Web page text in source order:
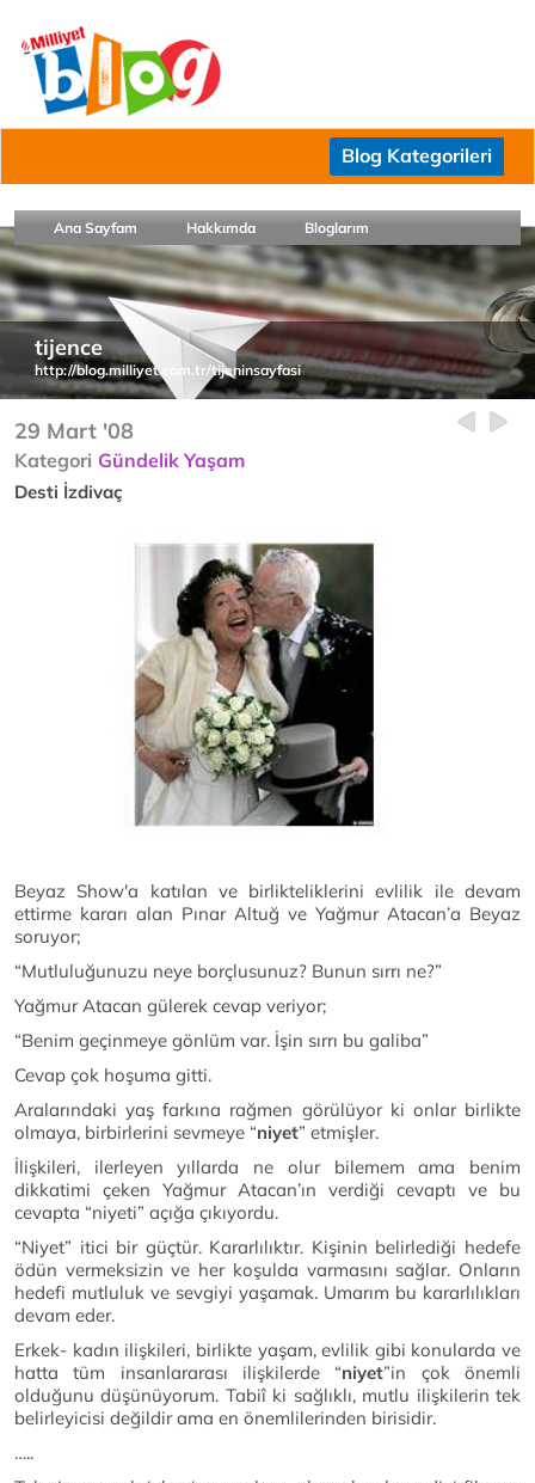
Blog Kategorileri
Ana Sayfam Hakkımda Bloglarım
tijence
http://blog.milliyet.com.tr/tijeninsayfasi
29 Mart '08
Kategori Gündelik Yaşam
Desti İzdivaç
Beyaz Show'a katılan ve birlikteliklerini evlilik ile devam
ettirme kararı alan Pınar Altuğ ve Yağmur Atacan’a Beyaz
soruyor;
“Mutluluğunuzu neye borçlusunuz? Bunun sırrı ne?”
Yağmur Atacan gülerek cevap veriyor;
“Benim geçinmeye gönlüm var. İşin sırrı bu galiba”
Cevap çok hoşuma gitti.
Aralarındaki yaş farkına rağmen görülüyor ki onlar birlikte
olmaya, birbirlerini sevmeye “niyet” etmişler.
İlişkileri, ilerleyen yıllarda ne olur bilemem ama benim
dikkatimi çeken Yağmur Atacan’ın verdiği cevaptı ve bu
cevapta “niyeti” açığa çıkıyordu.
“Niyet” itici bir güçtür. Kararlılıktır. Kişinin belirlediği hedefe
ödün vermeksizin ve her koşulda varmasını sağlar. Onların
hedefi mutluluk ve sevgiyi yaşamak. Umarım bu kararlılıkları
devam eder.
Erkek- kadın ilişkileri, birlikte yaşam, evlilik gibi konularda ve
hatta tüm insanlararası ilişkilerde “niyet”in çok önemli
olduğunu düşünüyorum. Tabiî ki sağlıklı, mutlu ilişkilerin tek
belirleyicisi değildir ama en önemlilerinden birisidir.
…..